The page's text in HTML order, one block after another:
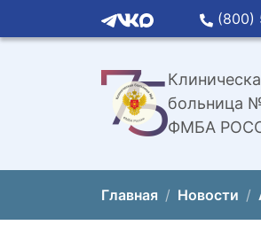
(800)
больница
ФМБА
Главная Новости